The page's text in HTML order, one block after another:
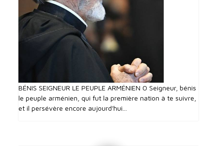
BÉNIS SEIGNEUR LE PEUPLE ARMÉNIEN O Seigneur, bénis
le peuple arménien, qui fut la première nation à te suivre,
et il persévère encore aujourd'hui...